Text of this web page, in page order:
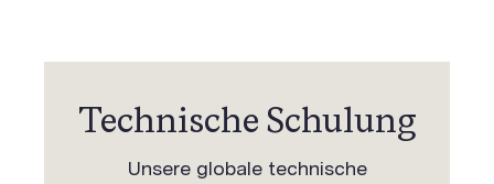
Technische Schulung
Unsere globale technische